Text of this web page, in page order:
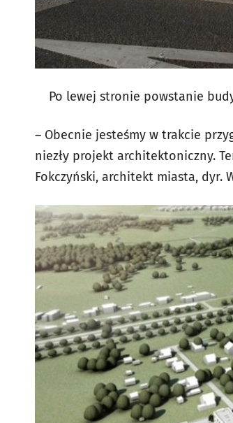
Po lewej stronie powstanie
– Obecnie jesteśmy w trakcie
niezły projekt architektoniczny.
Fokczyński, architekt miasta, dyr.